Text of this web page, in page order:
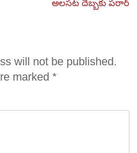
అలసట దెబ్బకు పరార్
will not be published.
marked *